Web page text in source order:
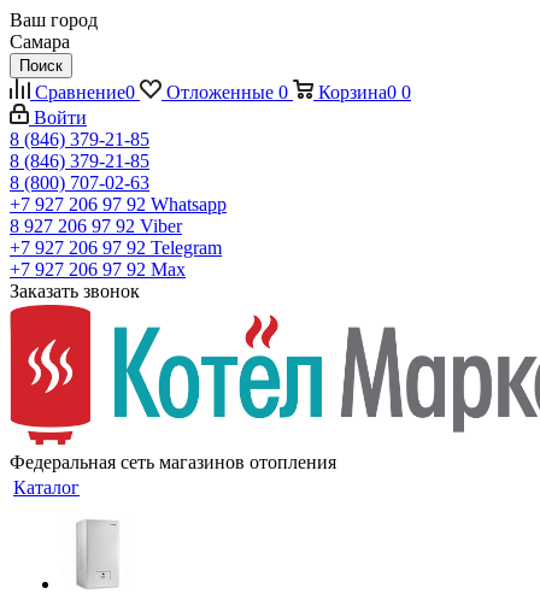
Ваш город
Самара
Поиск
Сравнение0 Отложенные 0 Корзина0 0
Войти
8 (846) 379-21-85
8 (846) 379-21-85
8 (800) 707-02-63
+7 927 206 97 92 Whatsapp
8 927 206 97 92 Viber
+7 927 206 97 92 Telegram
+7 927 206 97 92 Max
Заказать звонок
Федеральная сеть магазинов отопления
Каталог